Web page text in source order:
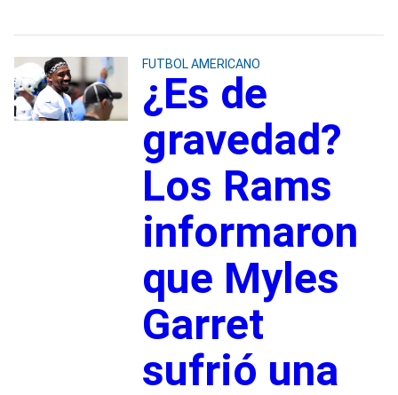
FUTBOL AMERICANO
¿Es de
gravedad?
Los Rams
informaron
que Myles
Garret
sufrió una